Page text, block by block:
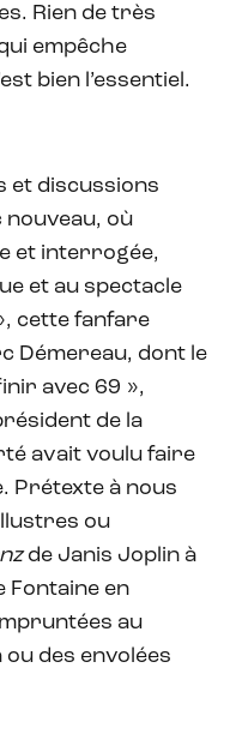
Rien de très
empêche
bien l’essentiel.
et discussions
nouveau, où
et interrogée,
et au spectacle
cette fanfare
Démereau, dont le
avec 69 »,
de la
avait voulu faire
Prétexte à nous
ou
de Janis Joplin à
en
au
des envolées